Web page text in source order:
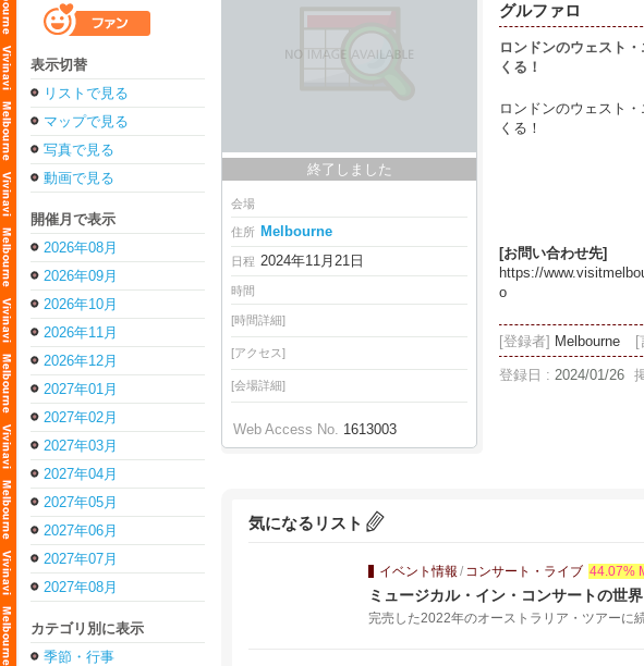
表示切替
リストで見る
マップで見る
写真で見る
動画で見る
開催月で表示
2026年08月
2026年09月
2026年10月
2026年11月
2026年12月
2027年01月
2027年02月
2027年03月
2027年04月
2027年05月
2027年06月
2027年07月
2027年08月
カテゴリ別に表示
季節・行事
終了しました
会場
住所 Melbourne
日程 2024年11月21日
時間
[時間詳細]
[アクセス]
[会場詳細]
Web Access No. 1613003
グルファロ
ロンドンのウェスト
くる！
ロンドンのウェスト
くる！
[お問い合わせ先]
https://
o
[登録者] Melbourne [
登録日 : 2024/01/26
気になるリスト
イベント情報 / コンサート・ライブ 44.07%
ミュージカル・イン・コンサートの世
完売した2022年のオーストラリア・ツアーに